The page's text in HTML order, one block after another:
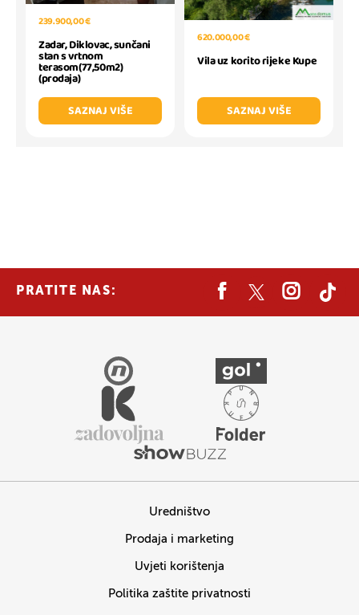
239.900,00 €
Zadar, Diklovac, sunčani
stan s vrtnom
terasom(77,50m2)
(prodaja)
SAZNAJ VIŠE
620.000,00 €
Vila uz korito rijeke Kupe
SAZNAJ VIŠE
PRATITE NAS:
Uredništvo
Prodaja i marketing
Uvjeti korištenja
Politika zaštite privatnosti